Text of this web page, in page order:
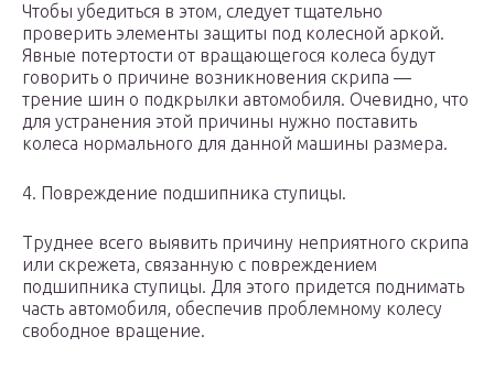
Чтобы убедиться в этом, следует тщательно
проверить элементы защиты под колесной аркой.
Явные потертости от вращающегося колеса будут
говорить о причине возникновения скрипа —
трение шин о подкрылки автомобиля. Очевидно, что
для устранения этой причины нужно поставить
колеса нормального для данной машины размера.
4. Повреждение подшипника ступицы.
Труднее всего выявить причину неприятного скрипа
или скрежета, связанную с повреждением
подшипника ступицы. Для этого придется поднимать
часть автомобиля, обеспечив проблемному колесу
свободное вращение.